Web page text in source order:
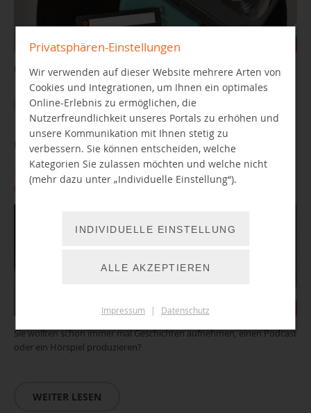
Digitalisieren Sie Ihre Schätze
WEITER LESEN
BibLab: Einführung AudioStudio
08.12.2026 10:00 Uhr
Sie wollten schon immer mal Geschichten aufnehmen, einen Podcast
oder ein Hörspiel produzieren?
WEITER LESEN
Privatsphären-Einstellungen
Wir verwenden auf dieser Website mehrere Arten von
Cookies und Integrationen, um Ihnen ein optimales
Online-Erlebnis zu ermöglichen, die
Nutzerfreundlichkeit unseres Portals zu erhöhen und
unsere Kommunikation mit Ihnen stetig zu
verbessern. Sie können entscheiden, welche
Kategorien Sie zulassen möchten und welche nicht
(mehr dazu unter „Individuelle Einstellung“).
INDIVIDUELLE EINSTELLUNG
ALLE AKZEPTIEREN
Impressum | Datenschutz